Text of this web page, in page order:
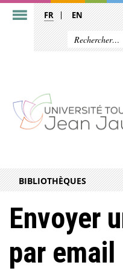
FR EN
BIBLIOTHÈQUES
Envoyer
par email